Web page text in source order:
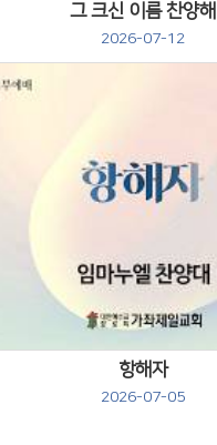
그 크신 이름 찬양해
2026-07-12
항해자
2026-07-05